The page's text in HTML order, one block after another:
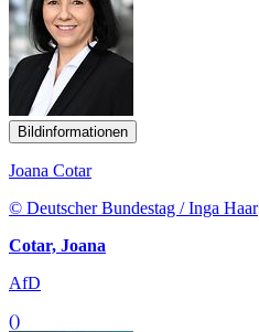
Bildinformationen
Joana Cotar
© Deutscher Bundestag / Inga Haar
Cotar, Joana
AfD
()